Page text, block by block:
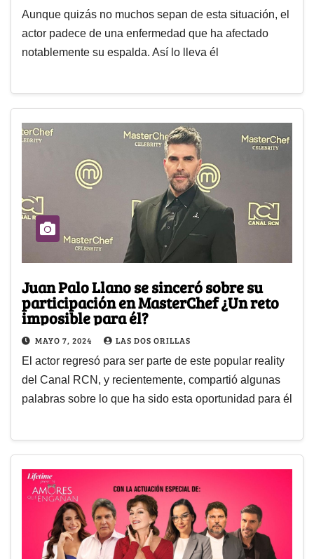
Aunque quizás no muchos sepan de esta situación, el
actor padece de una enfermedad que ha afectado
notablemente su espalda. Así lo lleva él
Juan Palo Llano se sinceró sobre su
participación en MasterChef ¿Un reto
imposible para él?
MAYO 7, 2024 LAS DOS ORILLAS
El actor regresó para ser parte de este popular reality
del Canal RCN, y recientemente, compartió algunas
palabras sobre lo que ha sido esta oportunidad para él